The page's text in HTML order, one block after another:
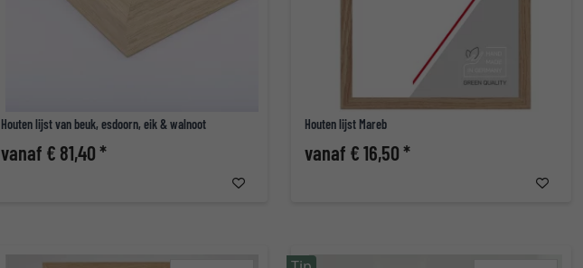
Houten lijst van beuk, esdoorn, eik & walnoot
vanaf € 81,40 *
Houten lijst Mareb
vanaf € 16,50 *